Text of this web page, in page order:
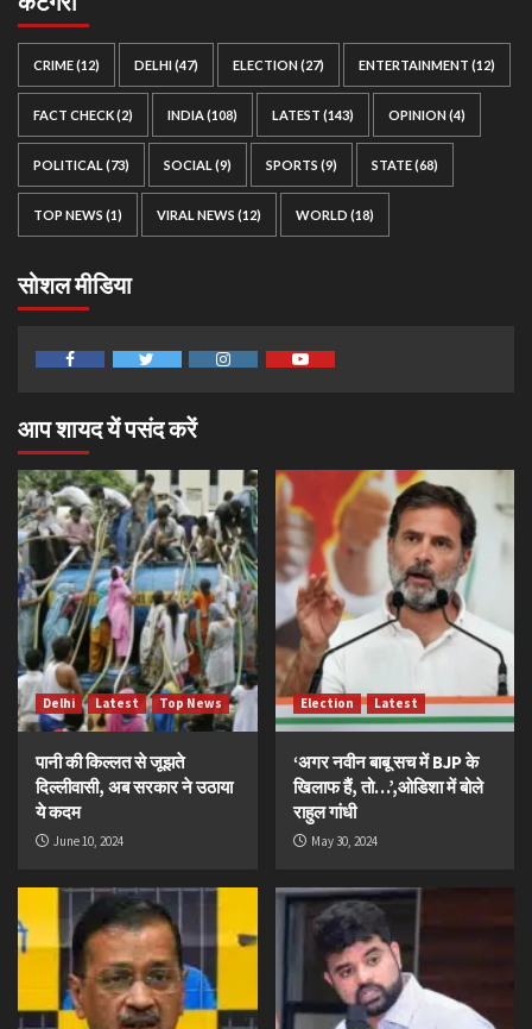
CRIME(12) DELHI(47) ELECTION(27) ENTERTAINMENT (12)
FACT CHECK(2) INDIA(108) LATEST (143) OPINION(4)
POLITICAL (73) SOCIAL (9) SPORTS (9) STATE(68)
TOP NEWS (1) VIRAL NEWS (12) WORLD (18)
सोशल मीडिया
आप शायद यें पसंद करें
Delhi Latest Top News
पानी की किल्लत से जूझते
दिल्लीवासी, अब सरकार ने उठाया
ये कदम
June 10, 2024
Election Latest
‘अगर नवीन बाबू सच में BJP के
खिलाफ हैं, तो…’,ओडिशा में बोले
राहुल गांधी
May 30, 2024